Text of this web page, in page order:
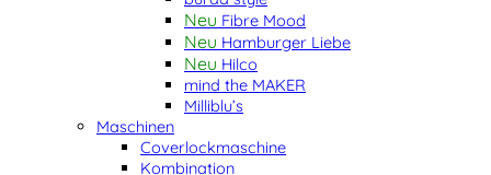
Fibre Mood
Hamburger Liebe
Hilco
mind the MAKER
Milliblu’s
Maschinen
Coverlockmaschine
Kombination